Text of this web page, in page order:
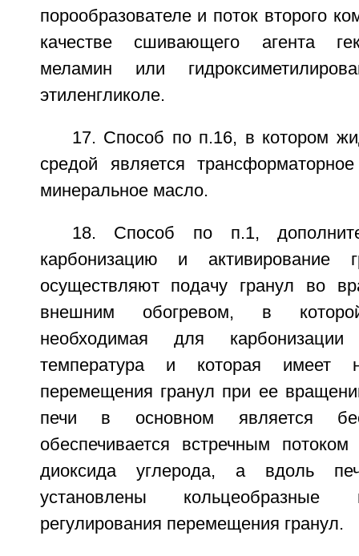
порообразователе и поток второго
качестве сшивающего агента
меламин или
этиленгликоле.
17. Способ по п.16, в котором
средой является
минеральное масло.
18. Способ по п.1,
карбонизацию и активирование
осуществляют подачу гранул во
внешним обогревом, в
необходимая для
температура и которая имеет
перемещения гранул при ее
печи в основном является
обеспечивается встречным
диоксида углерода, а вдоль
установлены кольцеобразные
регулирования перемещения гранул.